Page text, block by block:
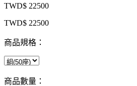
TWD$ 22500
TWD$ 22500
商品規格：
商品數量：